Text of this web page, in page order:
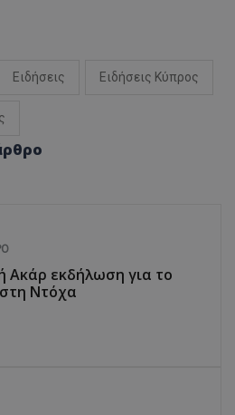
Ειδήσεις Ειδήσεις Κύπρος
Ακάρ εκδήλωση για το
Ντόχα